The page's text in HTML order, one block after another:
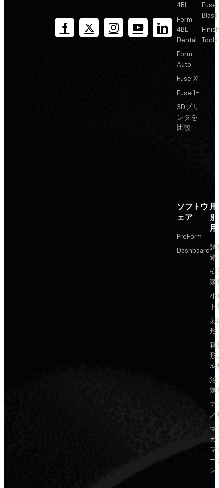
4BL
Form
4BL
Dental
Form
Auto
Fuse X1
Fuse 1+
3Dプリ
ンタを
比較
Fuse
Blast
Tools
ソフトウ
ェア
PreForm
Dashboard試
途
樹
製
小
射
形
真
形
成
治
製
ア
／
マ
カ
マ
ー
ン